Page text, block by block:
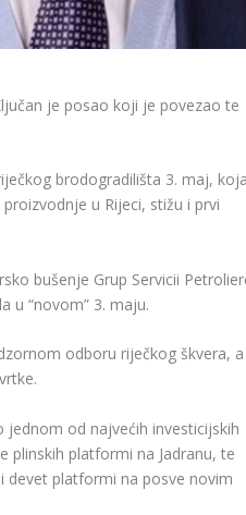
je posao koji je povezao te
brodogradilišta 3. maj,
u Rijeci, stižu i prvi
bušenje Grup Servicii
u “novom” 3. maju.
odboru riječkog škvera, a
od najvećih investicijskih
plinskih platformi na Jadranu, te
devet platformi na posve novim